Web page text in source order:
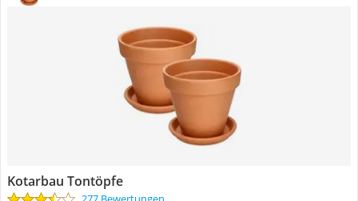
Kotarbau Tontöpfe